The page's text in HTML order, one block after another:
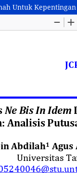
Untuk